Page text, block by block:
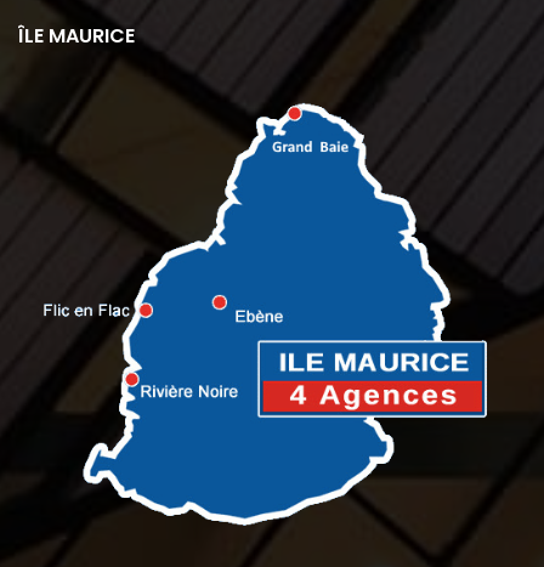
ÎLE MAURICE